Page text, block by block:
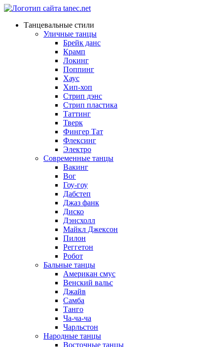
Танцевальные стили
Уличные танцы
Брейк данс
Крамп
Локинг
Поппинг
Хаус
Хип-хоп
Стрип дэнс
Стрип пластика
Таттинг
Тверк
Фингер Тат
Флексинг
Электро
Современные танцы
Вакинг
Вог
Гоу-гоу
Дабстеп
Джаз фанк
Диско
Дэнсхолл
Майкл Джексон
Пилон
Реггетон
Робот
Бальные танцы
Американ смус
Венский вальс
Джайв
Самба
Танго
Ча-ча-ча
Чарльстон
Народные танцы
Восточные танцы